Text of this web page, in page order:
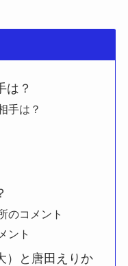
は？
手は？
のコメント
ント
）と唐田えりか